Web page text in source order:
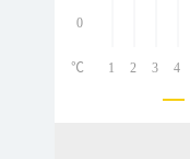
0
1 2 3 4
℃